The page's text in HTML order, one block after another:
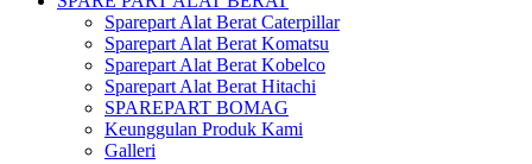
Sparepart Alat Berat Caterpillar
Sparepart Alat Berat Komatsu
Sparepart Alat Berat Kobelco
Sparepart Alat Berat Hitachi
SPAREPART BOMAG
Keunggulan Produk Kami
Galleri